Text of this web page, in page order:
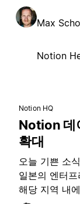
Max
Notion
Notion HQ
Notion 데
확대
오늘 기쁜 소
일본의 엔터
해당 지역 내